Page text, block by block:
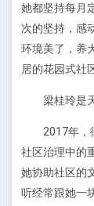
她都坚持每月
次的坚持，感
环境美了，养
居的花园式社
梁桂玲是
2017年，
社区治理中的
她协助社区的
听经常跟她一